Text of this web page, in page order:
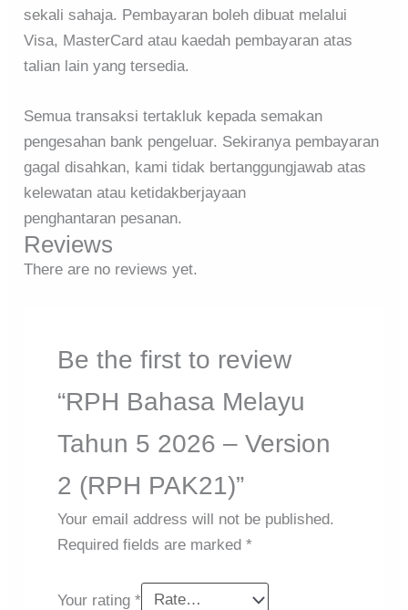
sekali sahaja. Pembayaran boleh dibuat melalui
Visa, MasterCard atau kaedah pembayaran atas
talian lain yang tersedia.
Semua transaksi tertakluk kepada semakan
pengesahan bank pengeluar. Sekiranya pembayaran
gagal disahkan, kami tidak bertanggungjawab atas
kelewatan atau ketidakberjayaan
penghantaran pesanan.
Reviews
There are no reviews yet.
Be the first to review
“RPH Bahasa Melayu
Tahun 5 2026 – Version
2 (RPH PAK21)”
Your email address will not be published.
Required fields are marked *
Your rating *